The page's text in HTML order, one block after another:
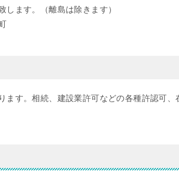
ます。（離島は除きます）
ます。相続、建設業許可などの各種許認可